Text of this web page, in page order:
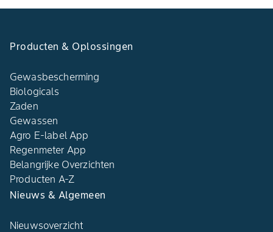
Producten & Oplossingen
Gewasbescherming
Biologicals
Zaden
Gewassen
Agro E-label App
Regenmeter App
Belangrijke Overzichten
Producten A-Z
Nieuws & Algemeen
Nieuwsoverzicht